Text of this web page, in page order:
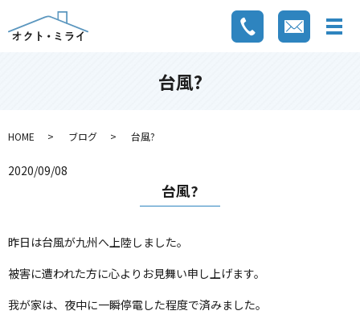
台風?
HOME ブログ 台風?
2020/09/08
台風?
昨日は台風が九州へ上陸しました。
被害に遭われた方に心よりお見舞い申し上げます。
我が家は、夜中に一瞬停電した程度で済みました。